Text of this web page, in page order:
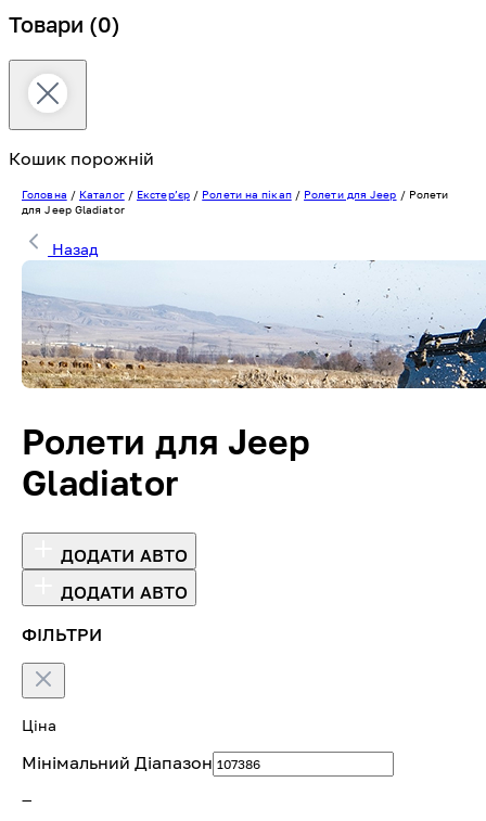
Товари (0)
Кошик порожній
Головна / Каталог/ Екстерʼєр/ Ролети на пікап/ Ролети для Jeep / Ролети
для Jeep Gladiator
Назад
Ролети для Jeep
Gladiator
ДОДАТИ АВТО
ДОДАТИ АВТО
ФІЛЬТРИ
Ціна
Мінімальний Діапазон
—